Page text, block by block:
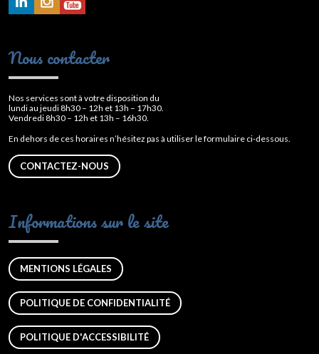
Nous contacter
Nos services sont à votre disposition du
lundi au jeudi 8h30 – 12h et 13h – 17h30.
Vendredi 8h30 – 12h et 13h – 16h30.
En dehors de ces horaires n’hésitez pas à utiliser le formulaire ci-dessous.
CONTACTEZ-NOUS
Informations sur le site
MENTIONS LÉGALES
POLITIQUE DE CONFIDENTIALITÉ
POLITIQUE D'ACCESSIBILITÉ